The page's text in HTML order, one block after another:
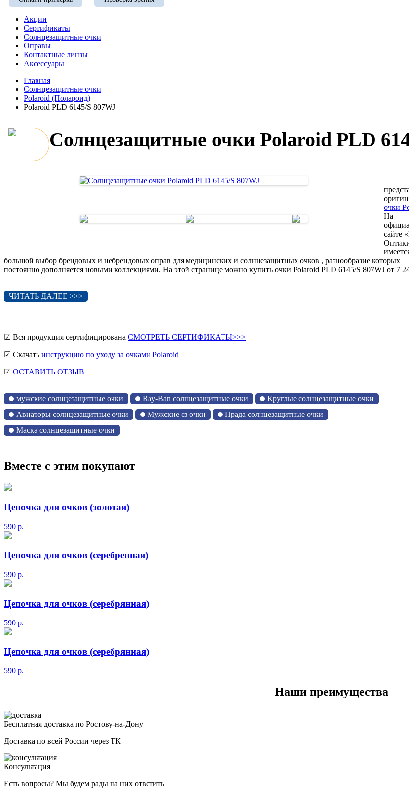
Акции
Сертификаты
Солнцезащитные очки
Оправы
Контактные линзы
Аксессуары
Главная |
Солнцезащитные очки |
Polaroid (Полароид) |
Polaroid PLD 6145/S 807WJ
Солнцезащитные очки Polaroid PLD
очки
На
сайте
большой выбор брендовых и небрендовых оправ для медицинских и солнцезащитных очков , разнообразие которых
постоянно дополняется новыми коллекциями. На этой странице можно купить очки Polaroid PLD 6145/S 807WJ от 7
ЧИТАТЬ ДАЛЕЕ >>>
☑ Вся продукция сертифицирована СМОТРЕТЬ СЕРТИФИКАТЫ>>>
☑ Скачать инструкцию по уходу за очками Polaroid
☑ ОСТАВИТЬ ОТЗЫВ
мужские солнцезащитные очки Ray-Ban солнцезащитные очки
Круглые солнцезащитные очки
Авиаторы солнцезащитные очки
Мужские сз очки
Прада солнцезащитные очки
Маска солнцезащитные очки
Вместе с этим покупают
Цепочка для очков (золотая)
590 р.
Цепочка для очков (серебренная)
590 р.
Цепочка для очков (серебрянная)
590 р.
Цепочка для очков (серебрянная)
590 р.
Наши преимущества
Бесплатная доставка по Ростову-на-Дону
Доставка по всей России через ТК
Консультация
Есть вопросы? Мы будем рады на них ответить